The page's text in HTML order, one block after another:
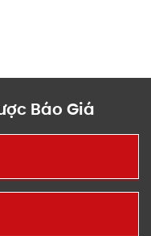
Báo Giá